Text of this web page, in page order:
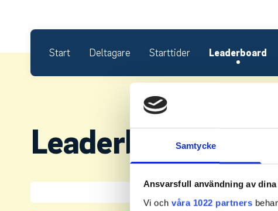
Samtycke
Ansvarsfull användning av
Vi och våra 1022 partners
Start Deltagare Starttider Leaderboard
Leaderboard.